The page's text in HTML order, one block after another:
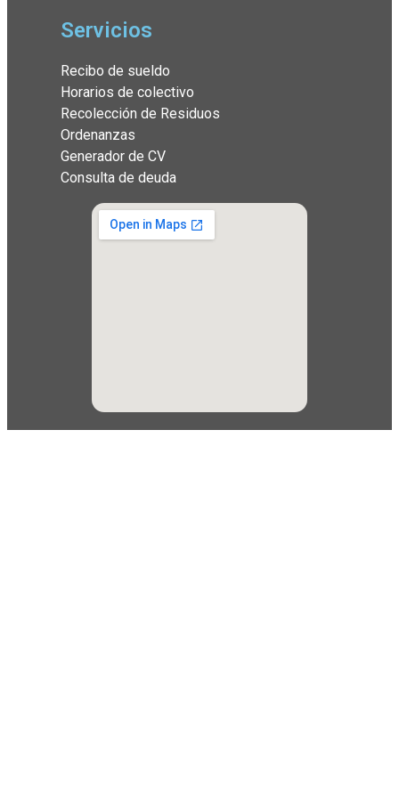
Servicios
Recibo de sueldo
Horarios de colectivo
Recolección de Residuos
Ordenanzas
Generador de CV
Consulta de deuda